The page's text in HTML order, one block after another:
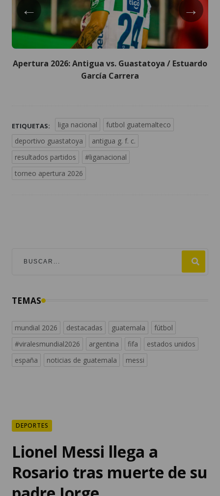
←
Apertura 2026: Antigua vs. Guastatoya / Estuardo
García Carrera
→
ETIQUETAS: liga nacional
futbol guatemalteco
deportivo guastatoya
antigua g. f. c.
resultados partidos
#liganacional
torneo apertura 2026
TEMAS
mundial 2026 destacadas guatemala
fútbol
#viralesmundial2026
argentina fifa
estados unidos
españa
noticias de guatemala messi
DEPORTES
Lionel Messi llega a
Rosario tras muerte de su